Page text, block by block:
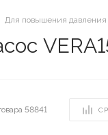
Для повышения давления
58841